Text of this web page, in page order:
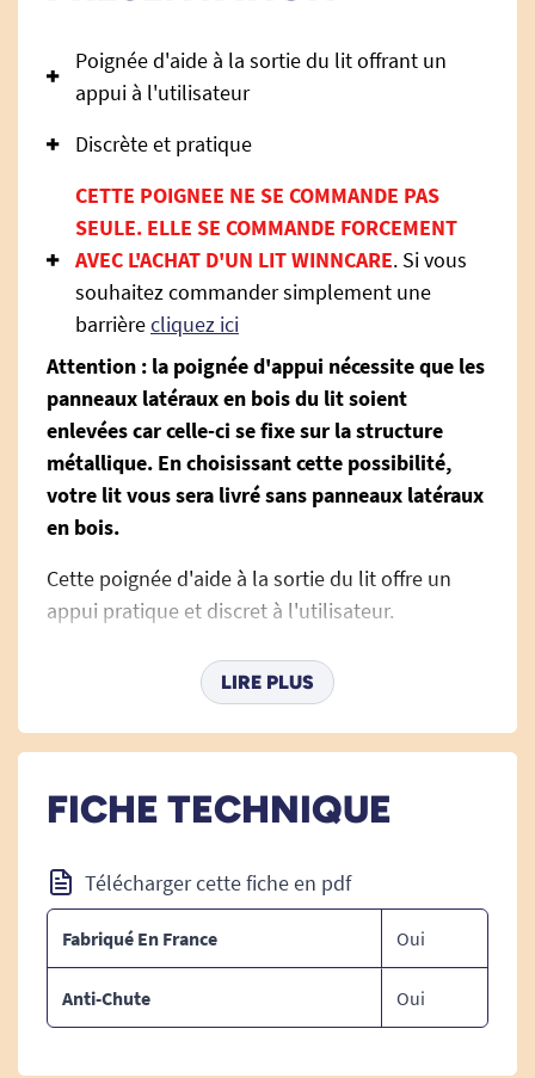
Poignée d'aide à la sortie du lit offrant un
appui à l'utilisateur
Discrète et pratique
CETTE POIGNEE NE SE COMMANDE PAS
SEULE. ELLE SE COMMANDE FORCEMENT
AVEC L'ACHAT D'UN LIT WINNCARE. Si vous
souhaitez commander simplement une
barrièrecliquez ici
Attention : la poignée d'appui nécessite que les
panneaux latéraux en bois du lit soient
enlevées car celle-ci se fixe sur la structure
métallique. En choisissant cette possibilité,
votre lit vous sera livré sans panneaux latéraux
en bois.
Cette poignée d'aide à la sortie du lit offre un
appui pratique et discret à l'utilisateur.
Attention : la poignée d'appui nécessite que les
panneaux latéraux en bois du lit soient
métallique. En choisissant cette possibilité,
en bois.
NB : compatible uniquement avec les lits Duo
Divisys et Abélia.
LIRE PLUS
FICHE TECHNIQUE
Télécharger cette fiche en pdf
Fabriqué En France Oui
Anti-Chute Oui